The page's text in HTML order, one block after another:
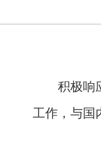
积极响
工作，与国